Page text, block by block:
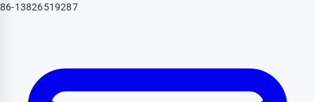
86-13826519287‬